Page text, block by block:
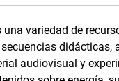
una variedad de
didácticas,
audiovisual y